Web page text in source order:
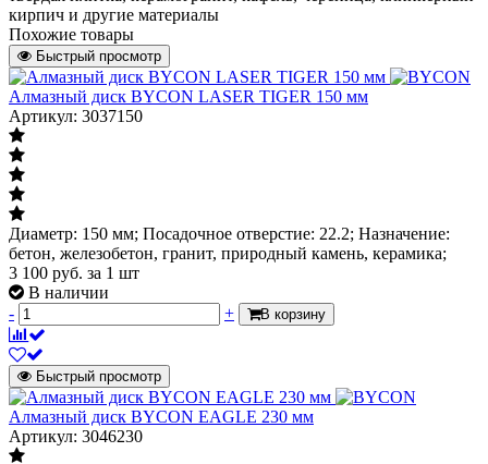
кирпич и другие материалы
Похожие товары
Быстрый просмотр
Алмазный диск BYCON LASER TIGER 150 мм
Артикул: 3037150
Диаметр: 150 мм; Посадочное отверстие: 22.2; Назначение:
бетон, железобетон, гранит, природный камень, керамика;
3 100 руб. за 1 шт
В наличии
-
+ В корзину
Быстрый просмотр
Алмазный диск BYCON EAGLE 230 мм
Артикул: 3046230